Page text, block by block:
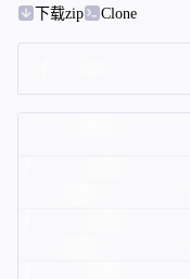
下载zip
Clone